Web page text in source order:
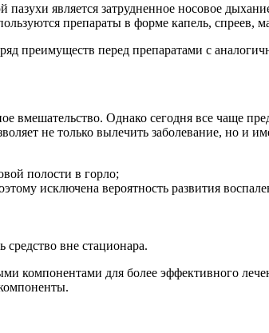
является затрудненное носовое
препараты в форме капель, спреев,
преимуществ перед препаратами с
вмешательство. Однако сегодня все чаще
не только вылечить заболевание, но и
полости в горло;
исключена вероятность развития
средство вне стационара.
компонентами для более эффективного